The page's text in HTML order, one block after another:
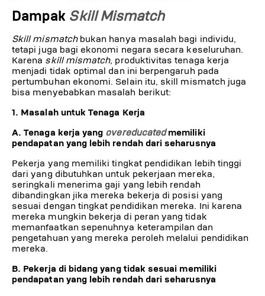
Dampak Skill Mismatch
Skill mismatchbukan hanya masalah bagi individu,
tetapi juga bagi ekonomi negara secara keseluruhan.
Karena skill mismatch, produktivitas tenaga kerja
menjadi tidak optimal dan ini berpengaruh pada
pertumbuhan ekonomi. Selain itu, skill mismatch juga
bisa menyebabkan masalah berikut:
1. Masalah untuk Tenaga Kerja
A. Tenaga kerja yang overeducatedmemiliki
pendapatan yang lebih rendah dari seharusnya
Pekerja yang memiliki tingkat pendidikan lebih tinggi
dari yang dibutuhkan untuk pekerjaan mereka,
seringkali menerima gaji yang lebih rendah
dibandingkan jika mereka bekerja di posisi yang
sesuai dengan tingkat pendidikan mereka. Ini karena
mereka mungkin bekerja di peran yang tidak
memanfaatkan sepenuhnya keterampilan dan
pengetahuan yang mereka peroleh melalui pendidikan
mereka.
B. Pekerja di bidang yang tidak sesuai memiliki
pendapatan yang lebih rendah dari seharusnya